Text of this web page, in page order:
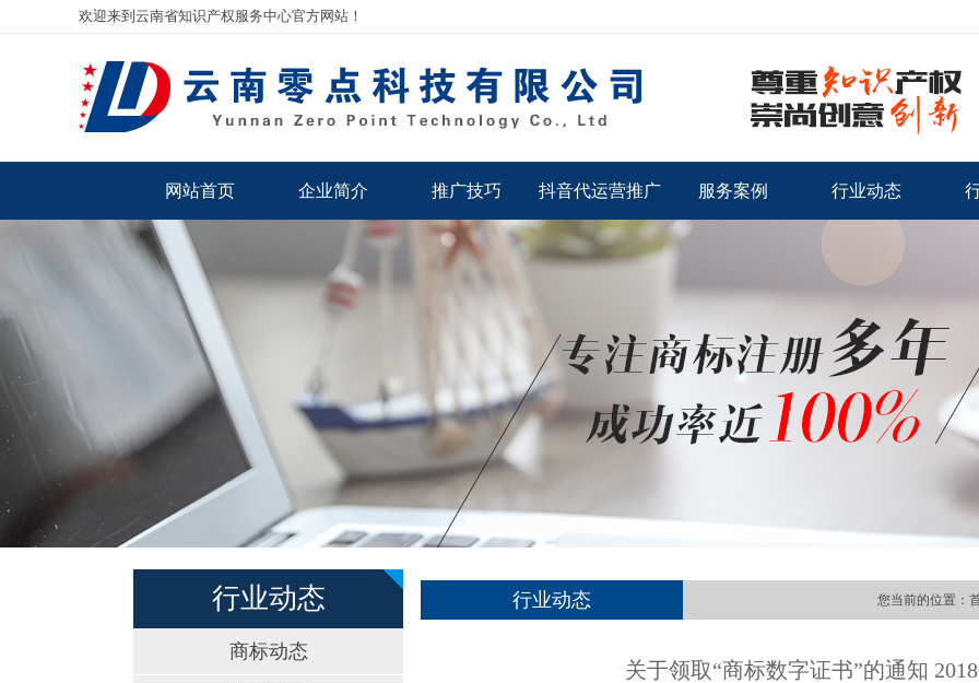
欢迎来到云南省知识产权服务中心官方网站！
网站首页 企业简介 推广技巧 抖音代运营推广 服务案例 行业动态
行业动态
商标动态
您当前的位置：
行业动态
关于领取“商标数字证书”的通知